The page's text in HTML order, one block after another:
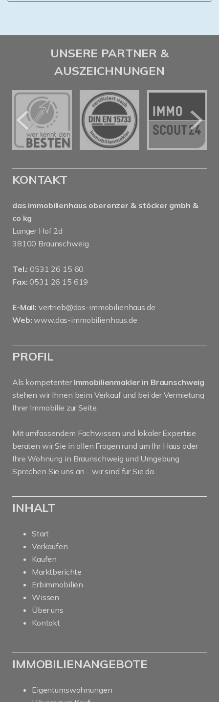
UNSERE PARTNER &
AUSZEICHNUNGEN
KONTAKT
das immobilienhaus oberenzer & stöcker gmbh &
co kg
Langer Hof 2d
38100 Braunschweig
Tel.: 0531 26 15 60
Fax: 0531 26 15 619
E-Mail: vertrieb@das-immobilienhaus.de
Web: www.das-immobilienhaus.de
PROFIL
Als kompetenter Immobilienmakler in Braunschweig
stehen wir Ihnen beim Verkauf und bei der Vermietung
Ihrer Immobilie zur Seite.
Mit umfassendem Fachwissen und lokaler Expertise
beraten wir Sie in allen Fragen rund um Ihr Haus oder
Ihre Wohnung in Braunschweig und Umgebung .
Sprechen Sie uns an - wir sind für Sie da.
INHALT
Start
Verkaufen
Kaufen
Marktberichte
Erbimmobilien
Wissen
Über uns
Kontakt
IMMOBILIENANGEBOTE
Eigentumswohnungen